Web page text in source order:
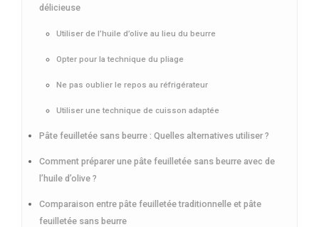
délicieuse
Utiliser de l’huile d’olive au lieu du beurre
Opter pour la technique du pliage
Ne pas oublier le repos au réfrigérateur
Utiliser une technique de cuisson adaptée
Pâte feuilletée sans beurre : Quelles alternatives utiliser ?
Comment préparer une pâte feuilletée sans beurre avec de
l’huile d’olive ?
Comparaison entre pâte feuilletée traditionnelle et pâte
feuilletée sans beurre